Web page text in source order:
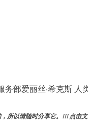
部爱丽丝·希克斯 人
所以请随时分享它。!!! 点击